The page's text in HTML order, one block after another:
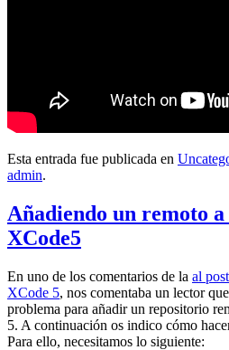
Esta entrada fue publicada en
admin.
Añadiendo un remoto
XCode5
En uno de los comentarios de la al
XCode 5, nos comentaba un lector
problema para añadir un repositorio
5. A continuación os indico cómo
Para ello, necesitamos lo siguiente: